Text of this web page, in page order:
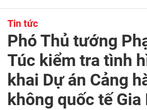
Tin tức
Phó Thủ tướng
Túc kiểm tra tình
khai Dự án Cảng
không quốc tế Gia